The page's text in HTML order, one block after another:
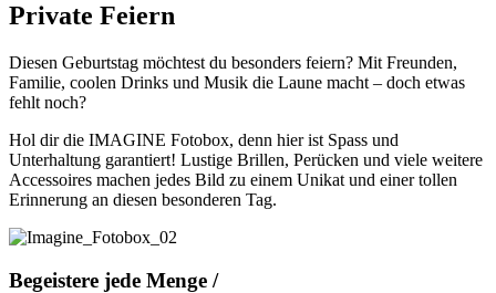
Private Feiern
Diesen Geburtstag möchtest du besonders feiern? Mit Freunden,
Familie, coolen Drinks und Musik die Laune macht – doch etwas
fehlt noch?
Hol dir die IMAGINE Fotobox, denn hier ist Spass und
Unterhaltung garantiert! Lustige Brillen, Perücken und viele weitere
Accessoires machen jedes Bild zu einem Unikat und einer tollen
Erinnerung an diesen besonderen Tag.
Begeistere jede Menge /